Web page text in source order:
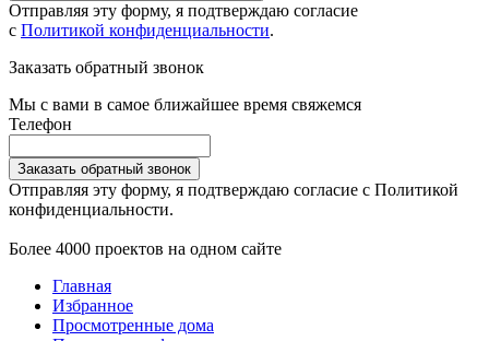
Отправляя эту форму, я подтверждаю согласие
с Политикой конфиденциальности.
Заказать обратный звонок
Мы с вами в самое ближайшее время свяжемся
Телефон
Заказать обратный звонок
Отправляя эту форму, я подтверждаю согласие с Политикой
конфиденциальности.
Более 4000 проектов на одном сайте
Главная
Избранное
Просмотренные дома